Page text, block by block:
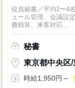
役員秘書／平均2〜4名ほどの
ュール管理、会議設
費精算、来客対応...
秘書
東京都中央区/
時給1,950円～